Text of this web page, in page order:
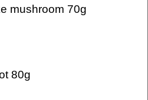
mushroom 70g
80g